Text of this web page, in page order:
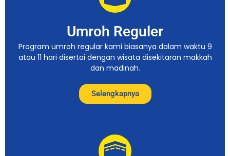
Umroh Reguler
Program umroh regular kami biasanya dalam waktu 9
atau 11 hari disertai dengan wisata disekitaran makkah
dan madinah.
Selengkapnya